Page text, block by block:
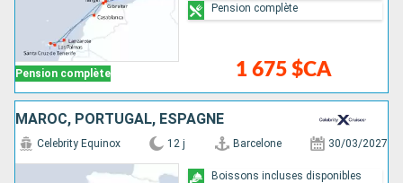
Pension complète 1 675 $CA
Pension complète
MAROC, PORTUGAL, ESPAGNE
Celebrity Equinox 12 j Barcelone 30/03/2027
Boissons incluses disponibles